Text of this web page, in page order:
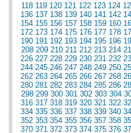
118 119 120 121 122 123 124
136 137 138 139 140 141 142
154 155 156 157 158 159 160
172 173 174 175 176 177 178
190 191 192 193 194 195 196
208 209 210 211 212 213 214
226 227 228 229 230 231 232
244 245 246 247 248 249 250
262 263 264 265 266 267 268
280 281 282 283 284 285 286
298 299 300 301 302 303 304
316 317 318 319 320 321 322
334 335 336 337 338 339 340
352 353 354 355 356 357 358
370 371 372 373 374 375 376